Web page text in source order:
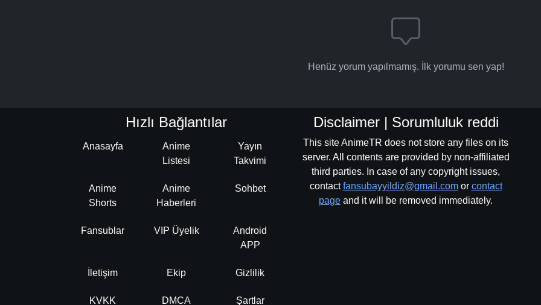
Henüz yorum yapılmamış. İlk yorumu sen yap!
Hızlı Bağlantılar
Anasayfa
Anime
Listesi
Yayın
Takvimi
Anime
Shorts
Anime
Haberleri
Sohbet
Fansublar VIP Üyelik
Android
APP
İletişim Ekip Gizlilik
KVKK DMCA Şartlar
Disclaimer | Sorumluluk reddi
This site AnimeTR does not store any files on its
server. All contents are provided by non-affiliated
third parties. In case of any copyright issues,
contactfansubayyildiz@gmail.comor contact
page and it will be removed immediately.